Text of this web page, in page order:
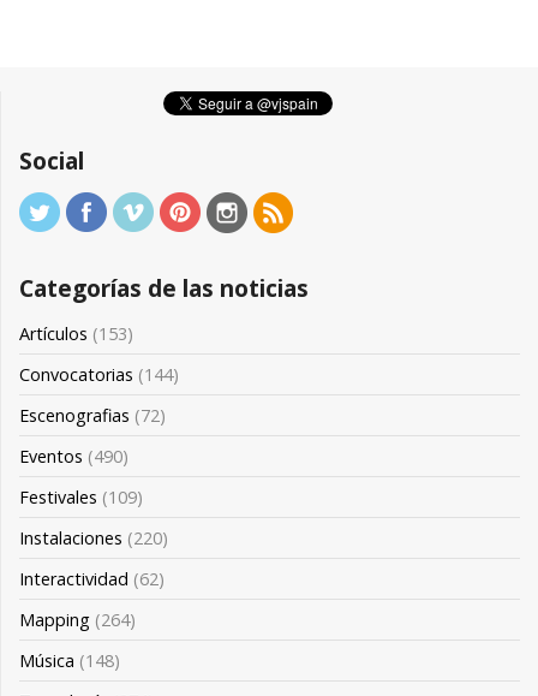
Social
Categorías de las noticias
Artículos (153)
Convocatorias (144)
Escenografias (72)
Eventos (490)
Festivales (109)
Instalaciones (220)
Interactividad (62)
Mapping (264)
Música (148)